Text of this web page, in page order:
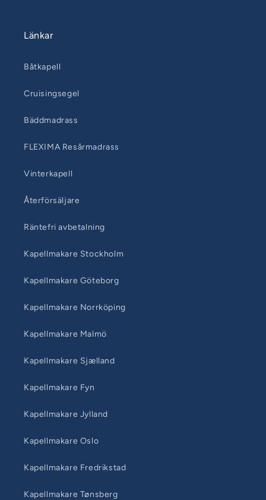
Länkar
Båtkapell
Cruisingsegel
Bäddmadrass
FLEXIMA Resårmadrass
Vinterkapell
Återförsäljare
Räntefri avbetalning
Kapellmakare Stockholm
Kapellmakare Göteborg
Kapellmakare Norrköping
Kapellmakare Malmö
Kapellmakare Sjælland
Kapellmakare Fyn
Kapellmakare Jylland
Kapellmakare Oslo
Kapellmakare Fredrikstad
Kapellmakare Tønsberg